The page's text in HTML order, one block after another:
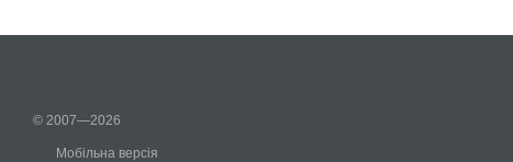
© 2007—2026
Мобільна версія